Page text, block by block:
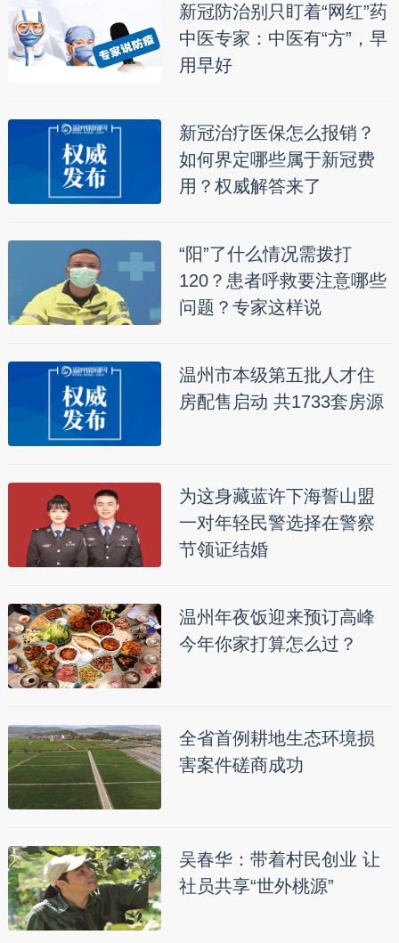
新冠防治别只盯着“网红”药
中医专家：中医有“方”，早
用早好
新冠治疗医保怎么报销？
如何界定哪些属于新冠费
用？权威解答来了
“阳”了什么情况需拨打
120？患者呼救要注意哪些
问题？专家这样说
温州市本级第五批人才住
房配售启动 共1733套房源
为这身藏蓝许下海誓山盟
一对年轻民警选择在警察
节领证结婚
温州年夜饭迎来预订高峰
今年你家打算怎么过？
全省首例耕地生态环境损
害案件磋商成功
吴春华：带着村民创业 让
社员共享“世外桃源”